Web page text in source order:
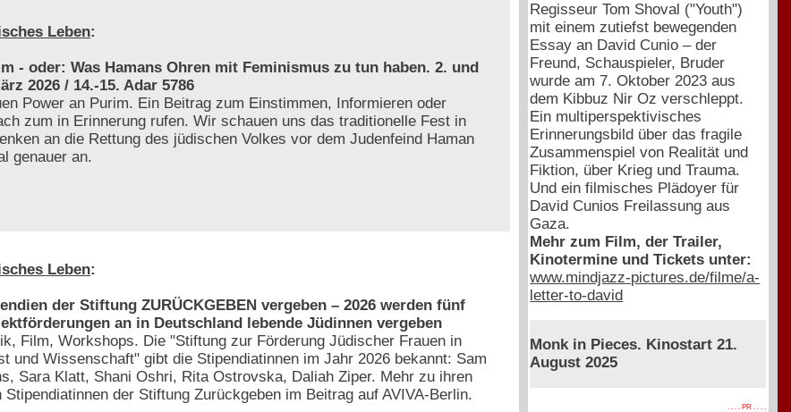
Leben:
- oder: Was Hamans Ohren mit Feminismus zu tun haben. 2. und
2026 / 14.-15. Adar 5786
Power an Purim. Ein Beitrag zum Einstimmen, Informieren oder
zum in Erinnerung rufen. Wir schauen uns das traditionelle Fest in
an die Rettung des jüdischen Volkes vor dem Judenfeind Haman
genauer an.
Leben:
der Stiftung ZURÜCKGEBEN vergeben – 2026 werden fünf
an in Deutschland lebende Jüdinnen vergeben
Film, Workshops. Die "Stiftung zur Förderung Jüdischer Frauen in
und Wissenschaft" gibt die Stipendiatinnen im Jahr 2026 bekannt: Sam
Sara Klatt, Shani Oshri, Rita Ostrovska, Daliah Ziper. Mehr zu ihren
der Stiftung Zurückgeben im Beitrag auf AVIVA-Berlin.
Regisseur Tom Shoval ("Youth")
mit einem zutiefst bewegenden
Essay an David Cunio – der
Freund, Schauspieler, Bruder
wurde am 7. Oktober 2023 aus
dem Kibbuz Nir Oz verschleppt.
Ein multiperspektivisches
Erinnerungsbild über das fragile
Zusammenspiel von Realität und
Fiktion, über Krieg und Trauma.
Und ein filmisches Plädoyer für
David Cunios Freilassung aus
Gaza.
Mehr zum Film, der Trailer,
Kinotermine und Tickets unter:
www.mindjazz-pictures.de/filme/a-
letter-to-david
Monk in Pieces. Kinostart 21.
August 2025
. . . . PR . . . .